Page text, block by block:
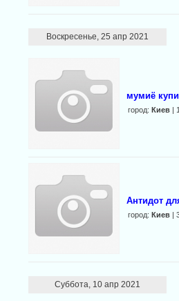
Воскресенье, 25 апр 2021
мумиё
город: Киев|
Антидот
город: Киев|
Суббота, 10 апр 2021